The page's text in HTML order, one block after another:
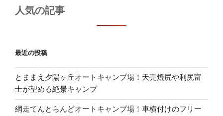
人気の記事
最近の投稿
とままえ夕陽ヶ丘オートキャンプ場！天売焼尻や利尻富
士が望める絶景キャンプ
網走てんとらんどオートキャンプ場！車横付けのフリー